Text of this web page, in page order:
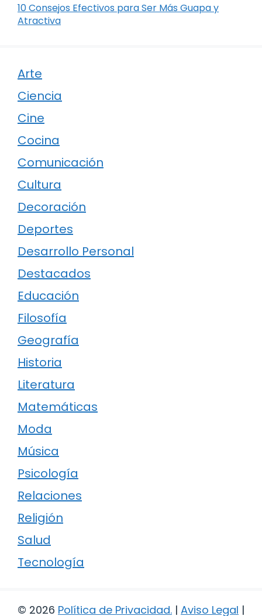
10 Consejos Efectivos para Ser Más Guapa y
Atractiva
Arte
Ciencia
Cine
Cocina
Comunicación
Cultura
Decoración
Deportes
Desarrollo Personal
Destacados
Educación
Filosofía
Geografía
Historia
Literatura
Matemáticas
Moda
Música
Psicología
Relaciones
Religión
Salud
Tecnología
© 2026 Política de Privacidad. | Aviso Legal |